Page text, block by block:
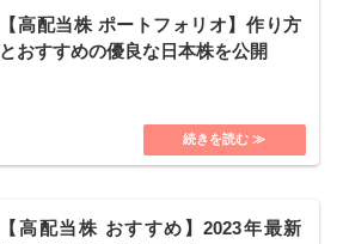
【高配当株 ポートフォリオ】作り方
とおすすめの優良な日本株を公開
【高配当株 おすすめ】2023年最新